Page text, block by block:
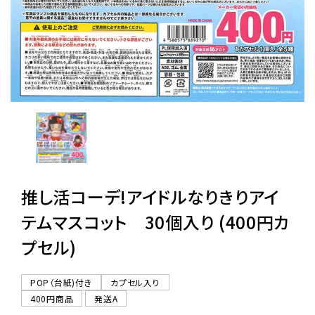
販促用カプセルトイ
よくあるご質問
06-6282-7659
推し活コーデ!アイドルなりきりアイ
テムマスコット 30個入り (400円カ
プセル)
POP（台紙)付き
カプセル入り
400円商品
発送A